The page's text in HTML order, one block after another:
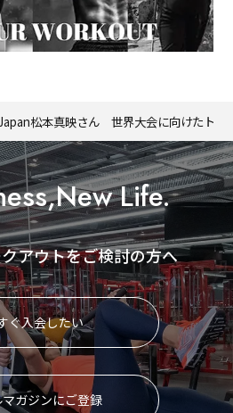
松本真映さん 世界大会に向けたトレ
Life.
アウトをご検討の方へ
ぐ入会したい
ガジンにご登録